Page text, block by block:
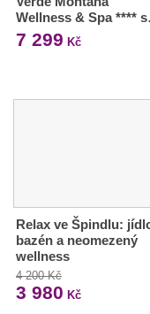
Wellness & Spa ****
7 299 Kč
Relax ve Špindlu:
bazén a neomezený
wellness
4 200 Kč
3 980 Kč